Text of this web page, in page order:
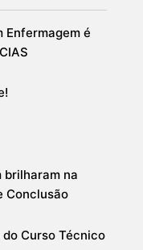
Enfermagem é
brilharam na
Conclusão
Curso Técnico